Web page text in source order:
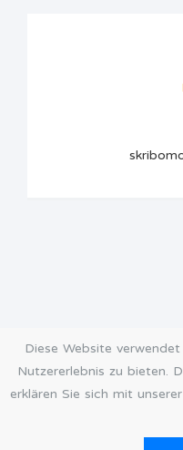
Diese Website
Nutzererlebnis zu bieten.
erklären Sie sich mit unserer